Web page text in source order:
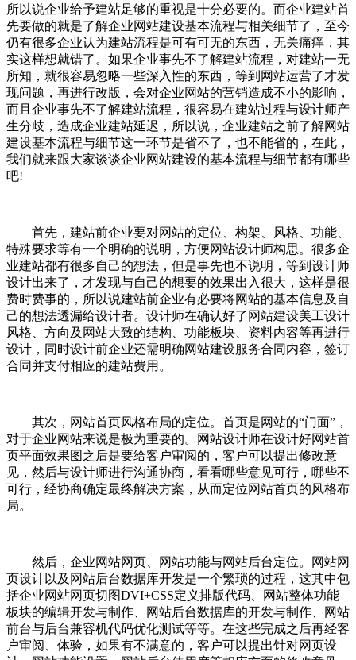
所以说企业给予建站足够的重视是十分必要的。而企业建站首
先要做的就是了解企业网站建设基本流程与相关细节了，至今
仍有很多企业认为建站流程是可有可无的东西，无关痛痒，其
实这样想就错了。如果企业事先不了解建站流程，对建站一无
所知，就很容易忽略一些深入性的东西，等到网站运营了才发
现问题，再进行改版，会对企业网站的营销造成不小的影响，
而且企业事先不了解建站流程，很容易在建站过程与设计师产
生分歧，造成企业建站延迟，所以说，企业建站之前了解网站
建设基本流程与细节这一环节是省不了，也不能省的，在此，
我们就来跟大家谈谈企业网站建设的基本流程与细节都有哪些
吧!
首先，建站前企业要对网站的定位、构架、风格、功能、
特殊要求等有一个明确的说明，方便网站设计师构思。很多企
业建站都有很多自己的想法，但是事先也不说明，等到设计师
设计出来了，才发现与自己的想要的效果出入很大，这样是很
费时费事的，所以说建站前企业有必要将网站的基本信息及自
己的想法透漏给设计者。设计师在确认好了网站建设美工设计
风格、方向及网站大致的结构、功能板块、资料内容等再进行
设计，同时设计前企业还需明确网站建设服务合同内容，签订
合同并支付相应的建站费用。
其次，网站首页风格布局的定位。首页是网站的“门面”，
对于企业网站来说是极为重要的。网站设计师在设计好网站首
页平面效果图之后是要给客户审阅的，客户可以提出修改意
见，然后与设计师进行沟通协商，看看哪些意见可行，哪些不
可行，经协商确定最终解决方案，从而定位网站首页的风格布
局。
然后，企业网站网页、网站功能与网站后台定位。网站网
页设计以及网站后台数据库开发是一个繁琐的过程，这其中包
括企业网站网页切图DVI+CSS定义排版代码、网站整体功能
板块的编辑开发与制作、网站后台数据库的开发与制作、网站
前台与后台兼容机代码优化测试等等。在这些完成之后再经客
户审阅、体验，如果有不满意的，客户可以提出针对网页设